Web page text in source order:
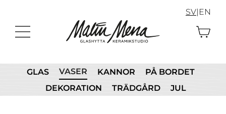
innehållet
SV| EN
GLAS VASER KANNOR
PÅ BORDET
DEKORATION
TRÄDGÅRD JUL